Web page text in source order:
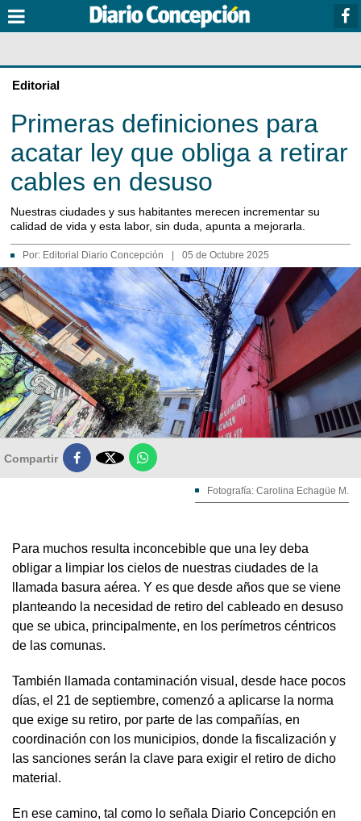
Editorial
Primeras definiciones para
acatar ley que obliga a retirar
cables en desuso
Nuestras ciudades y sus habitantes merecen incrementar su
calidad de vida y esta labor, sin duda, apunta a mejorarla.
Por: Editorial Diario Concepción 05 de Octubre 2025
Compartir 
Fotografía: Carolina Echagüe M.
Para muchos resulta inconcebible que una ley deba
obligar a limpiar los cielos de nuestras ciudades de la
llamada basura aérea. Y es que desde años que se viene
planteando la necesidad de retiro del cableado en desuso
que se ubica, principalmente, en los perímetros céntricos
de las comunas.
También llamada contaminación visual, desde hace pocos
días, el 21 de septiembre, comenzó a aplicarse la norma
que exige su retiro, por parte de las compañías, en
coordinación con los municipios, donde la fiscalización y
las sanciones serán la clave para exigir el retiro de dicho
material.
En ese camino, tal como lo señala Diario Concepción en